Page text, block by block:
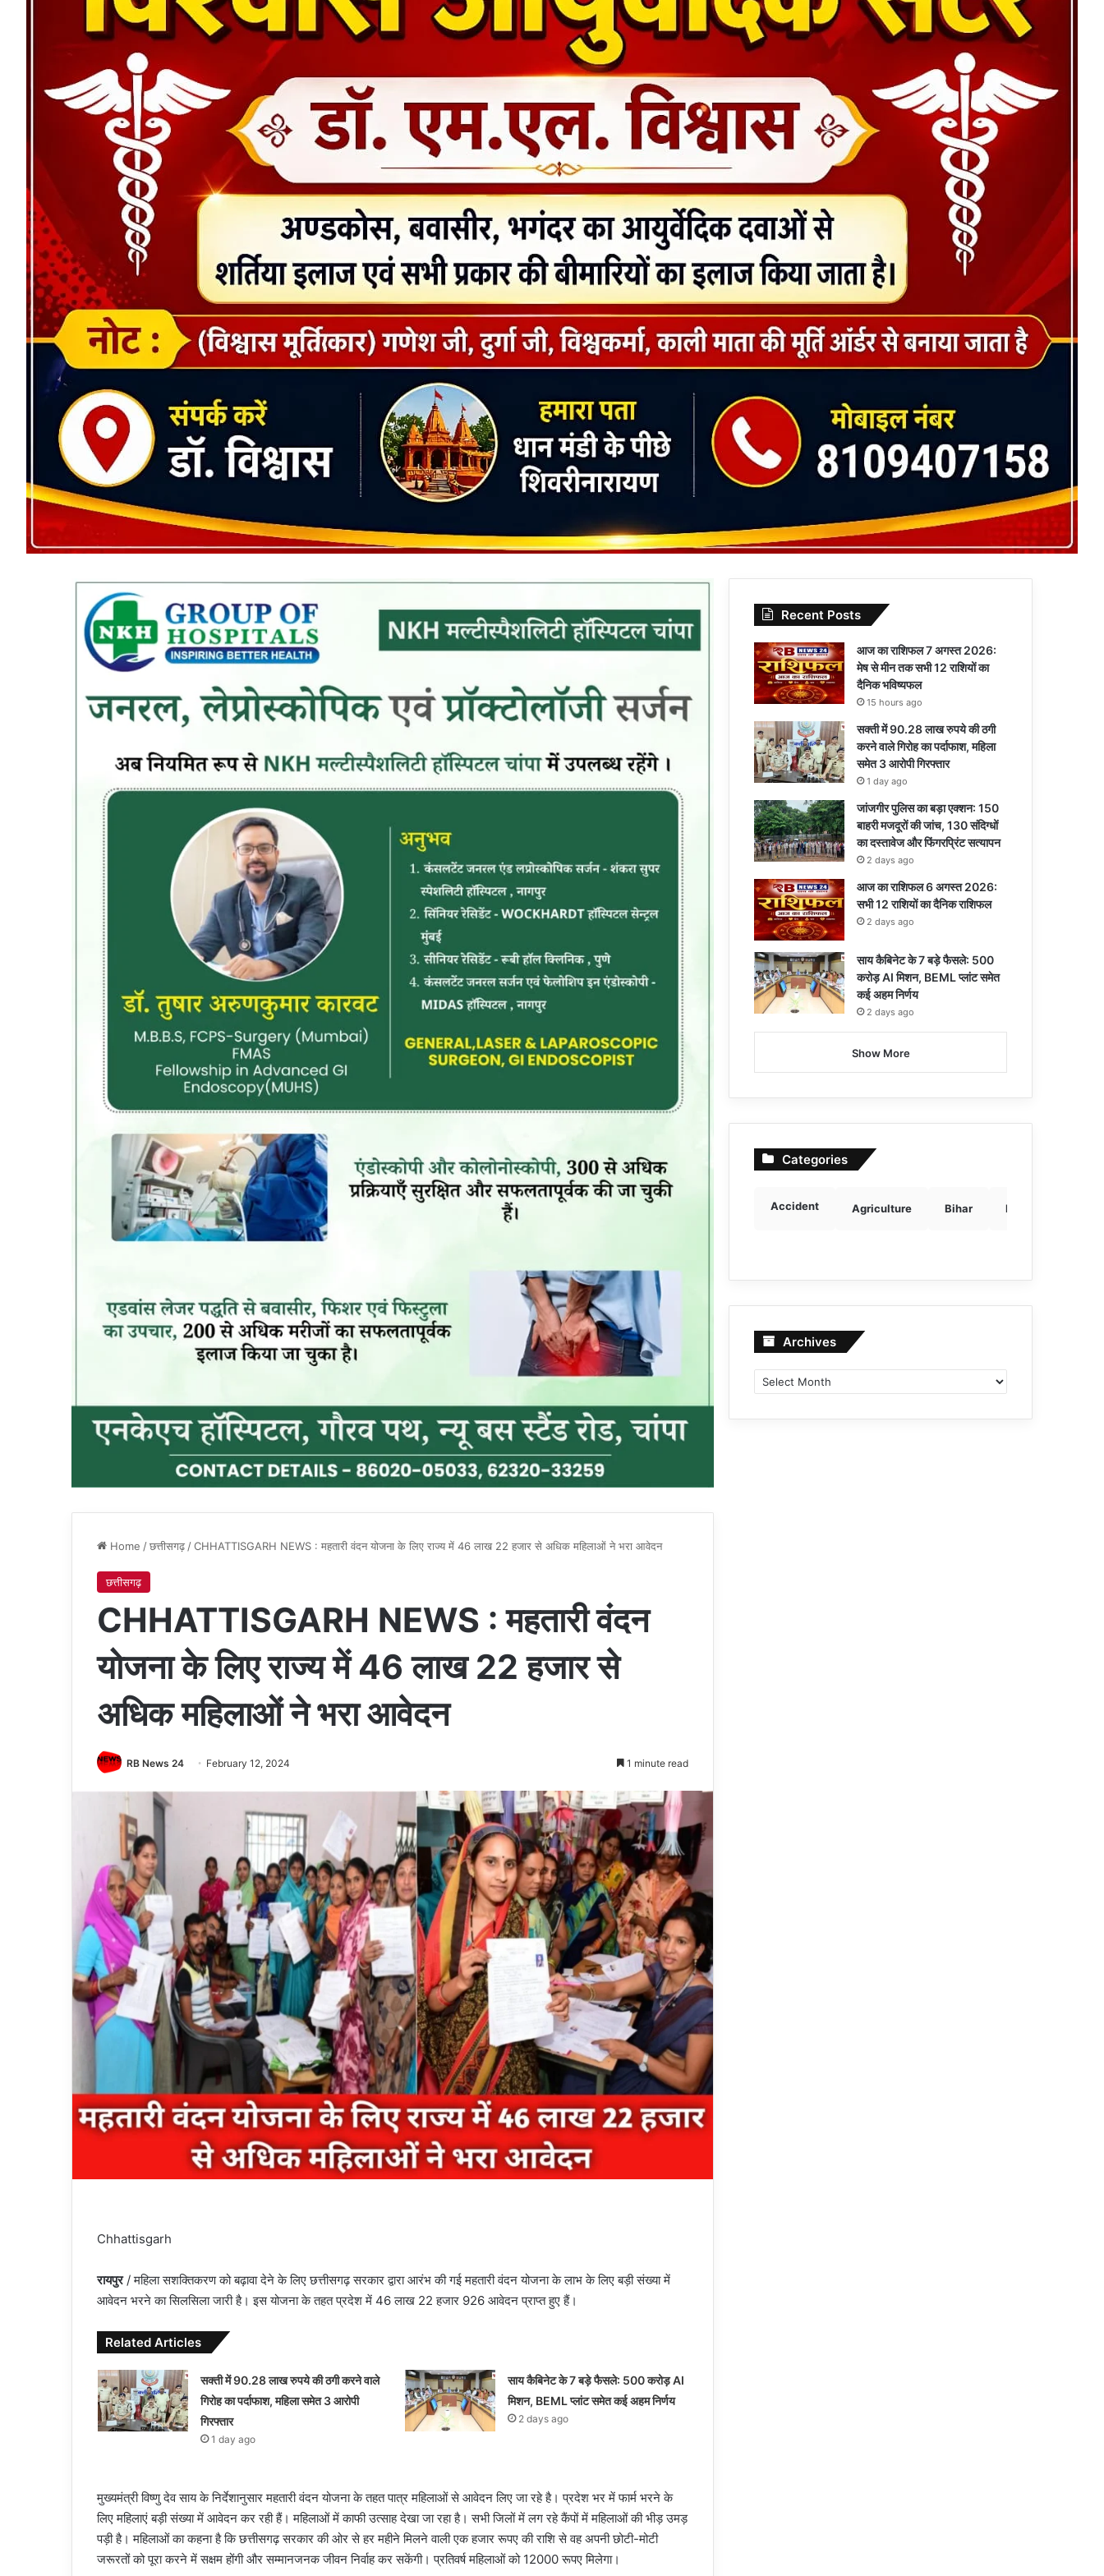
Home /छत्तीसगढ़ /CHHATTISGARH NEWS : महतारी वंदन योजना के लिए राज्य में 46 लाख 22 हजार से अधिक महिलाओं ने भरा आवेदन
छत्तीसगढ़
CHHATTISGARH NEWS : महतारी वंदन
योजना के लिए राज्य में 46 लाख 22 हजार से
अधिक महिलाओं ने भरा आवेदन
RB News 24 February 12, 2024 1 minute read
Chhattisgarh
रायपुर/ महिला सशक्तिकरण को बढ़ावा देने के लिए छत्तीसगढ़ सरकार द्वारा आरंभ की गई महतारी वंदन योजना के लाभ के लिए बड़ी संख्या में
आवेदन भरने का सिलसिला जारी है। इस योजना के तहत प्रदेश में 46 लाख 22 हजार 926 आवेदन प्राप्त हुए हैं।
Related Articles
सक्ती में 90.28 लाख रुपये की ठगी करने वाले
गिरोह का पर्दाफाश, महिला समेत 3 आरोपी
गिरफ्तार
1 day ago
साय कैबिनेट के 7 बड़े फैसले: 500 करोड़ AI
मिशन, BEML प्लांट समेत कई अहम निर्णय
2 days ago
मुख्यमंत्री विष्णु देव साय के निर्देशानुसार महतारी वंदन योजना के तहत पात्र महिलाओं से आवेदन लिए जा रहे है। प्रदेश भर में फार्म भरने के
लिए महिलाएं बड़ी संख्या में आवेदन कर रही हैं। महिलाओं में काफी उत्साह देखा जा रहा है। सभी जिलों में लग रहे कैंपों में महिलाओं की भीड़ उमड़
पड़ी है। महिलाओं का कहना है कि छत्तीसगढ़ सरकार की ओर से हर महीने मिलने वाली एक हजार रूपए की राशि से वह अपनी छोटी-मोटी
जरूरतों को पूरा करने में सक्षम होंगी और सम्मानजनक जीवन निर्वाह कर सकेंगी। प्रतिवर्ष महिलाओं को 12000 रूपए मिलेगा।
Recent Posts
आज का राशिफल 7 अगस्त 2026:
मेष से मीन तक सभी 12 राशियों का
दैनिक भविष्यफल
15 hours ago
सक्ती में 90.28 लाख रुपये की ठगी
करने वाले गिरोह का पर्दाफाश, महिला
समेत 3 आरोपी गिरफ्तार
1 day ago
जांजगीर पुलिस का बड़ा एक्शन: 150
बाहरी मजदूरों की जांच, 130 संदिग्धों
का दस्तावेज और फिंगरप्रिंट सत्यापन
2 days ago
आज का राशिफल 6 अगस्त 2026:
सभी 12 राशियों का दैनिक राशिफल
2 days ago
साय कैबिनेट के 7 बड़े फैसले: 500
करोड़ AI मिशन, BEML प्लांट समेत
कई अहम निर्णय
2 days ago
Show More
Categories
Accident Agriculture Bihar Breaking news
Archives Archives